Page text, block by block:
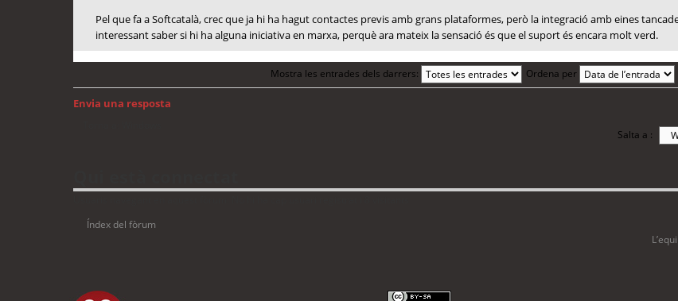
Pel que fa a Softcatalà, crec que ja hi ha hagut contactes previs amb grans plataformes, però la integració amb eines
interessant saber si hi ha alguna iniciativa en marxa, perquè ara mateix la sensació és que el suport és encara molt verd.
Mostra les entrades dels darrers: Ordena per
Envia una resposta
Salta a :
Índex del fòrum